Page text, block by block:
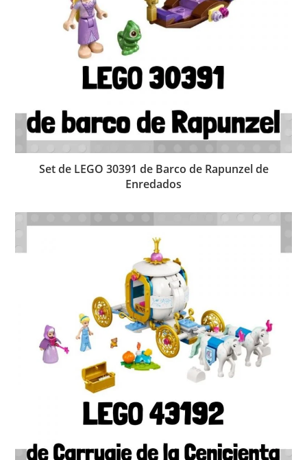
Set de LEGO 30391 de Barco de Rapunzel de
Enredados